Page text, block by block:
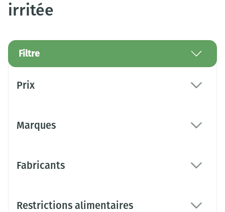
irritée
Filtre
Prix
Marques
Fabricants
Restrictions alimentaires